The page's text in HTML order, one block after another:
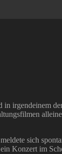
irgendeinem
sich
Konzert im